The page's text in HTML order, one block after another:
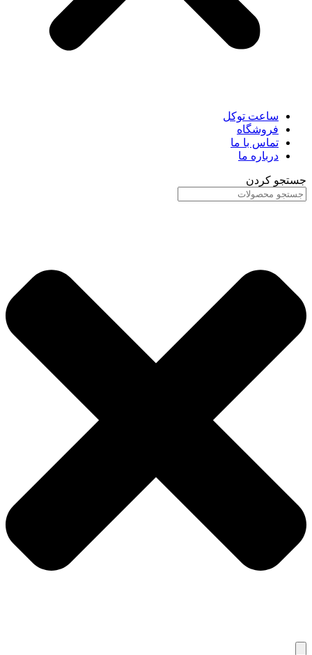
ساعت توکل
فروشگاه
تماس با ما
درباره ما
جستجو کردن